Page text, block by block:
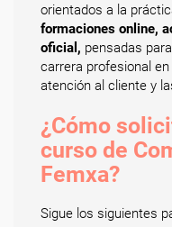
orientados a la
formaciones online,
oficial, pensadas
carrera profesional
atención al cliente y
¿Cómo
curso de
Femxa?
Sigue los siguientes